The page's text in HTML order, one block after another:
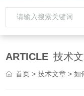
ARTICLE 技术
首页 >技术文章 > 如